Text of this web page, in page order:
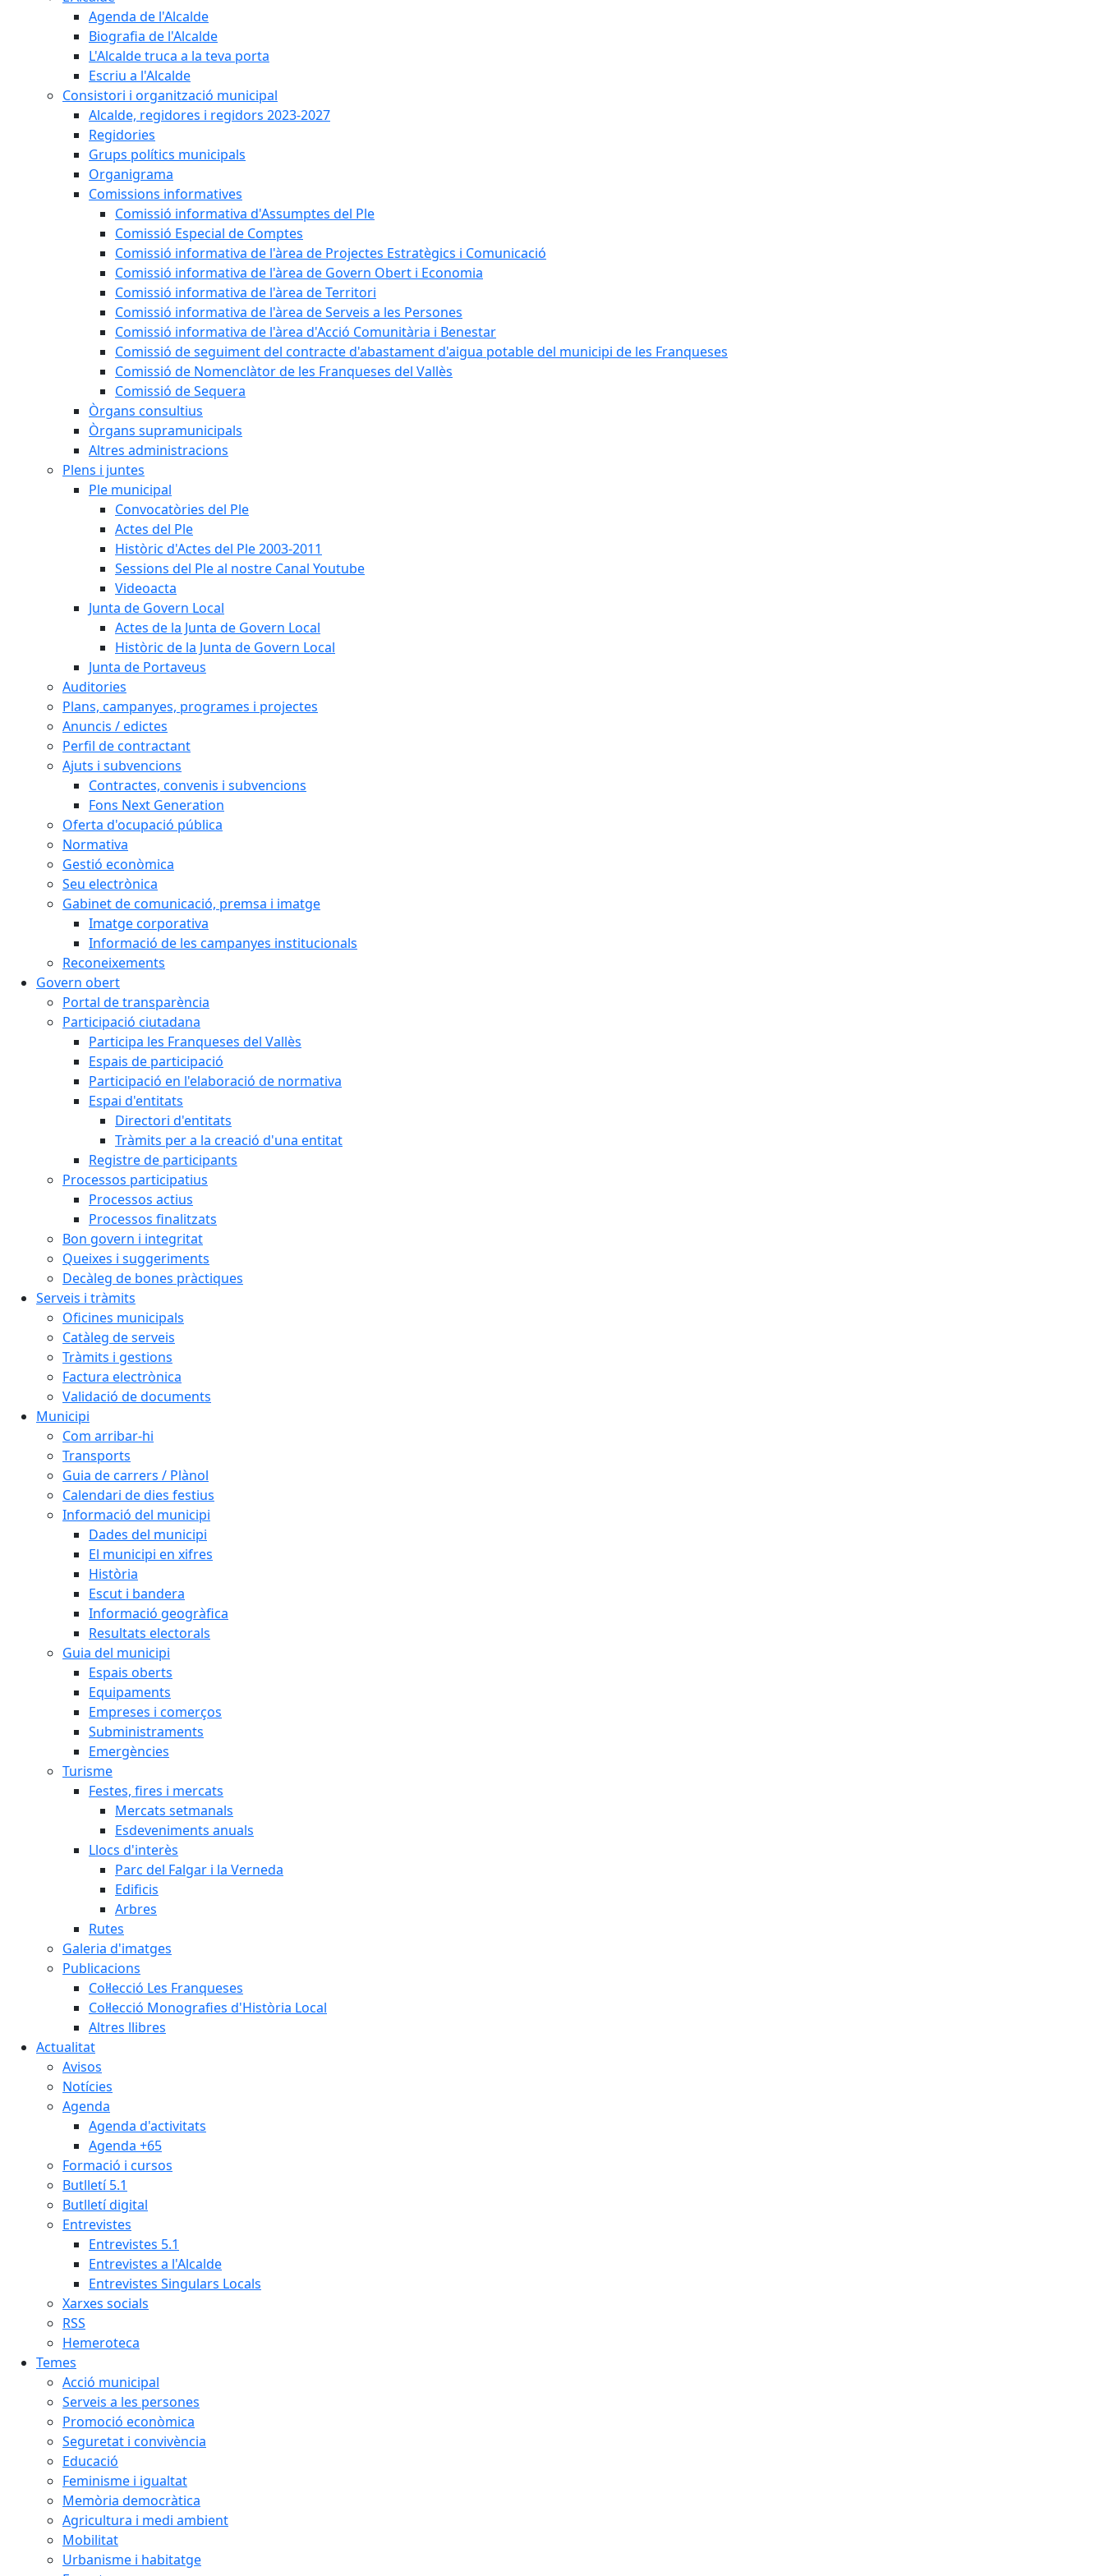
Agenda de l'Alcalde
Biografia de l'Alcalde
L'Alcalde truca a la teva porta
Escriu a l'Alcalde
Consistori i organització municipal
Alcalde, regidores i regidors 2023-2027
Regidories
Grups polítics municipals
Organigrama
Comissions informatives
Comissió informativa d'Assumptes del Ple
Comissió Especial de Comptes
Comissió informativa de l'àrea de Projectes Estratègics i Comunicació
Comissió informativa de l'àrea de Govern Obert i Economia
Comissió informativa de l'àrea de Territori
Comissió informativa de l'àrea de Serveis a les Persones
Comissió informativa de l'àrea d'Acció Comunitària i Benestar
Comissió de seguiment del contracte d'abastament d'aigua potable del municipi de les Franqueses
Comissió de Nomenclàtor de les Franqueses del Vallès
Comissió de Sequera
Òrgans consultius
Òrgans supramunicipals
Altres administracions
Plens i juntes
Ple municipal
Convocatòries del Ple
Actes del Ple
Històric d'Actes del Ple 2003-2011
Sessions del Ple al nostre Canal Youtube
Videoacta
Junta de Govern Local
Actes de la Junta de Govern Local
Històric de la Junta de Govern Local
Junta de Portaveus
Auditories
Plans, campanyes, programes i projectes
Anuncis / edictes
Perfil de contractant
Ajuts i subvencions
Contractes, convenis i subvencions
Fons Next Generation
Oferta d'ocupació pública
Normativa
Gestió econòmica
Seu electrònica
Gabinet de comunicació, premsa i imatge
Imatge corporativa
Informació de les campanyes institucionals
Reconeixements
Govern obert
Portal de transparència
Participació ciutadana
Participa les Franqueses del Vallès
Espais de participació
Participació en l'elaboració de normativa
Espai d'entitats
Directori d'entitats
Tràmits per a la creació d'una entitat
Registre de participants
Processos participatius
Processos actius
Processos finalitzats
Bon govern i integritat
Queixes i suggeriments
Decàleg de bones pràctiques
Serveis i tràmits
Oficines municipals
Catàleg de serveis
Tràmits i gestions
Factura electrònica
Validació de documents
Municipi
Com arribar-hi
Transports
Guia de carrers / Plànol
Calendari de dies festius
Informació del municipi
Dades del municipi
El municipi en xifres
Història
Escut i bandera
Informació geogràfica
Resultats electorals
Guia del municipi
Espais oberts
Equipaments
Empreses i comerços
Subministraments
Emergències
Turisme
Festes, fires i mercats
Mercats setmanals
Esdeveniments anuals
Llocs d'interès
Parc del Falgar i la Verneda
Edificis
Arbres
Rutes
Galeria d'imatges
Publicacions
Col·lecció Les Franqueses
Col·lecció Monografies d'Història Local
Altres llibres
Actualitat
Avisos
Notícies
Agenda
Agenda d'activitats
Agenda +65
Formació i cursos
Butlletí 5.1
Butlletí digital
Entrevistes
Entrevistes 5.1
Entrevistes a l'Alcalde
Entrevistes Singulars Locals
Xarxes socials
RSS
Hemeroteca
Temes
Acció municipal
Serveis a les persones
Promoció econòmica
Seguretat i convivència
Educació
Feminisme i igualtat
Memòria democràtica
Agricultura i medi ambient
Mobilitat
Urbanisme i habitatge